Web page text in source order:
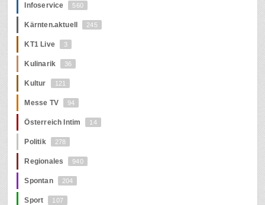
Infoservice 560
Kärnten.aktuell 245
KT1 Live 3
Kulinarik 36
Kultur 121
Messe TV 94
Österreich Intim 14
Politik 278
Regionales 940
Spontan 204
Sport 107